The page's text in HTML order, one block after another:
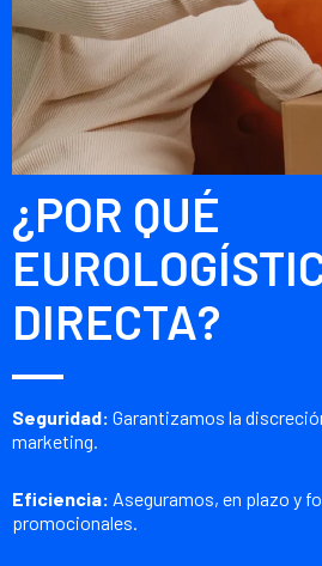
¿POR QUÉ
DIRECTA?
Seguridad: Garantizamos la
marketing.
Eficiencia: Aseguramos, en plazo y
promocionales.